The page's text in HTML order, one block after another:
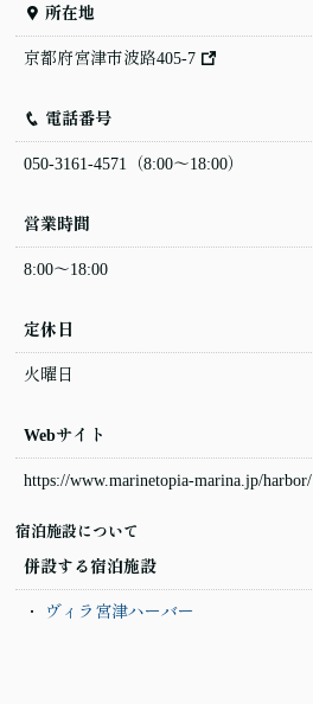
所在地
京都府宮津市波路405-7
電話番号
050-3161-4571 （8:00〜18:00）
営業時間
8:00〜18:00
定休日
火曜日
Webサイト
https://www.marinetopia-marina.jp/harbor/
宿泊施設について
併設する宿泊施設
ヴィラ宮津ハーバー